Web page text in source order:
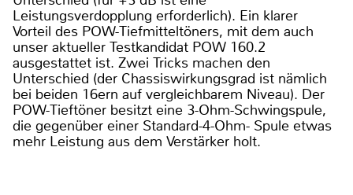
Leistungsverdopplung erforderlich). Ein klarer
Vorteil des POW-Tiefmitteltöners, mit dem auch
unser aktueller Testkandidat POW 160.2
ausgestattet ist. Zwei Tricks machen den
Unterschied (der Chassiswirkungsgrad ist nämlich
bei beiden 16ern auf vergleichbarem Niveau). Der
POW-Tieftöner besitzt eine 3-Ohm-Schwingspule,
die gegenüber einer Standard-4-Ohm- Spule etwas
mehr Leistung aus dem Verstärker holt.